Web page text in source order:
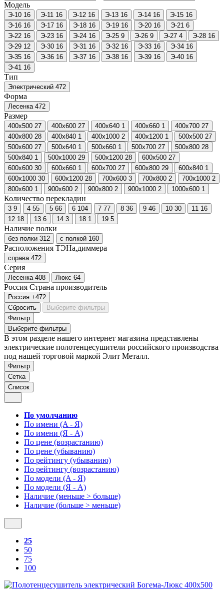
Модель
Э-10 16 Э-11 16 Э-12 16 Э-13 16 Э-14 16 Э-15 16
Э-16 16 Э-17 16 Э-18 16 Э-19 16 Э-20 16 Э-21 6
Э-22 16 Э-23 16 Э-24 16 Э-25 9 Э-26 9 Э-27 4 Э-28 16
Э-29 12 Э-30 16 Э-31 16 Э-32 16 Э-33 16 Э-34 16
Э-35 16 Э-36 16 Э-37 16 Э-38 16 Э-39 16 Э-40 16
Э-41 16
Тип
Электрический 472
Форма
Лесенка 472
Размер
400х500 27 400х600 27 400х640 1 400х660 1 400х700 27
400х800 28 400х840 1 400х1000 2 400х1200 1 500х500 27
500х600 27 500х640 1 500х660 1 500х700 27 500х800 28
500х840 1 500х1000 29 500х1200 28 600х500 27
600х600 30 600х660 1 600х700 27 600х800 29 600х840 1
600х1000 30 600х1200 28 700х600 3 700х800 2 700х1000 2
800х600 1 900х600 2 900х800 2 900х1000 2 1000х600 1
Количество перекладин
3 9 4 55 5 66 6 104 7 77 8 36 9 46 10 30 11 16
12 18 13 6 14 3 18 1 19 5
Наличие полки
без полки 312 с полкой 160
Расположения ТЭНа,диммера
справа 472
Серия
Лесенка 408 Люкс 64
Россия Страна производитель
Россия +472
Сбросить
Выберите фильтры
Фильтр
Выберите фильтры
В этом разделе нашего интернет магазина представлены
электрические полотенцесушители российского производства
под нашей торговой маркой Элит Металл.
Фильтр
Сетка
Список
По умолчанию
По имени (A - Я)
По имени (Я - A)
По цене (возрастанию)
По цене (убыванию)
По рейтингу (убыванию)
По рейтингу (возрастанию)
По модели (A - Я)
По модели (Я - A)
Наличие (меньше > больше)
Наличие (больше > меньше)
25
50
75
100